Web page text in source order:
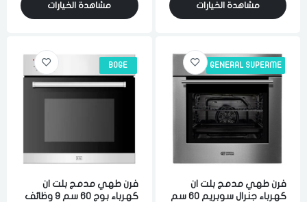
مشاهدة الخيارات مشاهدة الخيارات
GENERAL SUPERME
فرن طهي مدمج بلت ان
كهرباء جنرال سوبريم 60 سم
BOGE
فرن طهي مدمج بلت ان
كهرباء بوج 60 سم 9 وظائف